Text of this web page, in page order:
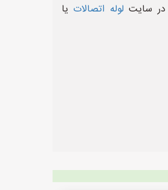
در سایت لوله اتصالات یا